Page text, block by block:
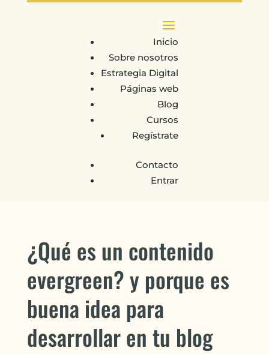
Inicio
Sobre nosotros
Estrategia Digital
Páginas web
Blog
Cursos
Regístrate
Contacto
Entrar
¿Qué es un contenido
evergreen? y porque es
buena idea para
desarrollar en tu blog